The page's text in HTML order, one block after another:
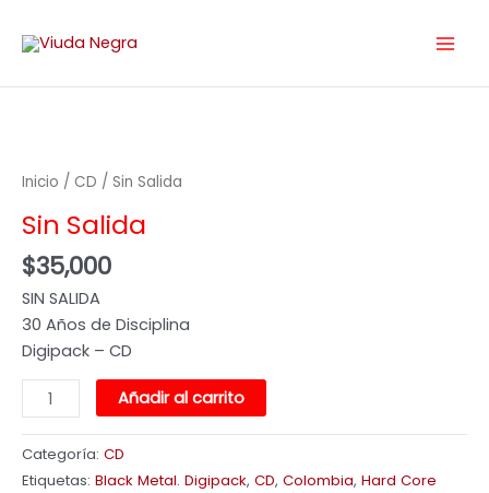
Inicio / CD / Sin Salida
Sin Salida
$35,000
SIN SALIDA
30 Años de Disciplina
Digipack – CD
cantidad
Añadir al carrito
Categoría: CD
Etiquetas: Black Metal. Digipack, CD, Colombia, Hard Core
r
t
o
s
6
c
t
o
s
t
o
s
r
o
s
c
t
o
s